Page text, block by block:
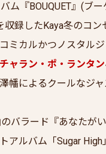
ム『BOUQUET』(ブー
録したKaya冬のコン
ミカルかつノスタル
チャラン・ポ・ランタン
幡によるクールなジ
バラード『あなたが
アルバム「Sugar High